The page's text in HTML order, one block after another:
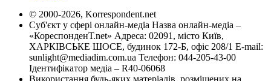
© 2000-2026, Korrespondent.net
Суб'єкт у сфері онлайн-медіа Назва онлайн-медіа –
«КореспонденТ.net» Адреса: 02091, місто Київ,
ХАРКІВСЬКЕ ШОСЕ, будинок 172-Б, офіс 208/1 E-mail:
sunlight@mediadim.com.ua Телефон: 044-205-43-00
Ідентифікатор медіа – R40-06068